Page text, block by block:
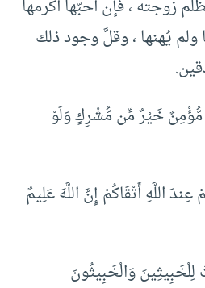
زوجته ، فإن أحبّها أكرمها
ولم يُهنها ، وقلَّ وجود ذلك
مُّؤْمِنٌ خَيْرٌ مِّن مُّشْرِكٍ وَلَوْ
اللَّهِ أَتْقَاكُمْ إِنَّ اللَّهَ عَلِيمٌ
وَالْخَبِيثُونَ